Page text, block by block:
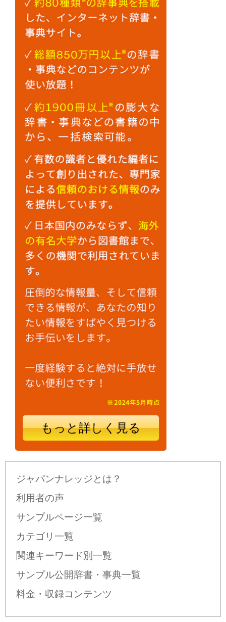
もっと詳しく見る
ジャパンナレッジとは？
利用者の声
サンプルページ一覧
カテゴリ一覧
関連キーワード別一覧
サンプル公開辞書・事典一覧
料金・収録コンテンツ